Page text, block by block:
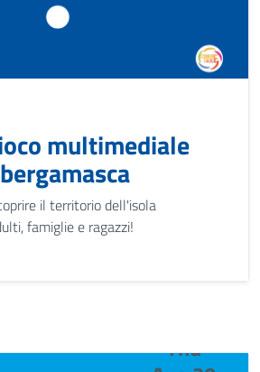
multimediale
il territorio dell'isola
famiglie e ragazzi!
SCOPRIRE IL TERRITORIO DELL'ISOLA
Thu